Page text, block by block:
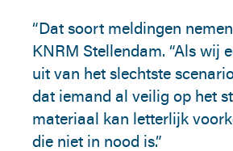
“Dat soort meldingen
KNRM Stellendam. “Als wij
uit van het slechtste
dat iemand al veilig op het
materiaal kan letterlijk
die niet in nood is.”